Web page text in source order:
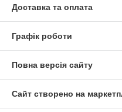
Доставка та оплата
Графік роботи
Повна версія сайту
Сайт створено на